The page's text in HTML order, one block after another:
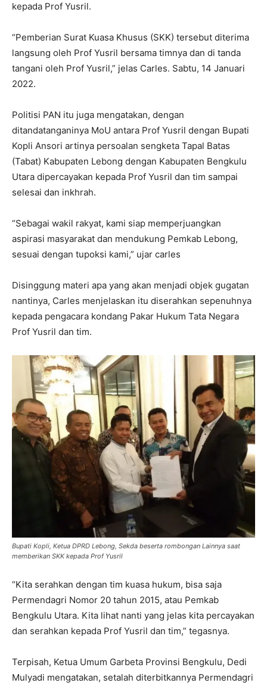
kepada Prof Yusril.
“Pemberian Surat Kuasa Khusus (SKK) tersebut diterima
langsung oleh Prof Yusril bersama timnya dan di tanda
tangani oleh Prof Yusril,” jelas Carles. Sabtu, 14 Januari
2022.
Politisi PAN itu juga mengatakan, dengan
ditandatanganinya MoU antara Prof Yusril dengan Bupati
Kopli Ansori artinya persoalan sengketa Tapal Batas
(Tabat) Kabupaten Lebong dengan Kabupaten Bengkulu
Utara dipercayakan kepada Prof Yusril dan tim sampai
selesai dan inkhrah.
“Sebagai wakil rakyat, kami siap memperjuangkan
aspirasi masyarakat dan mendukung Pemkab Lebong,
sesuai dengan tupoksi kami,” ujar carles
Disinggung materi apa yang akan menjadi objek gugatan
nantinya, Carles menjelaskan itu diserahkan sepenuhnya
kepada pengacara kondang Pakar Hukum Tata Negara
Prof Yusril dan tim.
Bupati Kopli, Ketua DPRD Lebong, Sekda beserta rombongan Lainnya saat
memberikan SKK kepada Prof Yusril
“Kita serahkan dengan tim kuasa hukum, bisa saja
Permendagri Nomor 20 tahun 2015, atau Pemkab
Bengkulu Utara. Kita lihat nanti yang jelas kita percayakan
dan serahkan kepada Prof Yusril dan tim,” tegasnya.
Terpisah, Ketua Umum Garbeta Provinsi Bengkulu, Dedi
Mulyadi mengatakan, setalah diterbitkannya Permendagri